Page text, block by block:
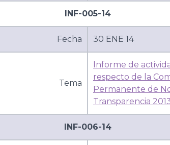
INF-005-14
Fecha 30 ENE 14
Tema
Informe de
respecto de la
Permanente de
Transparencia
INF-006-14